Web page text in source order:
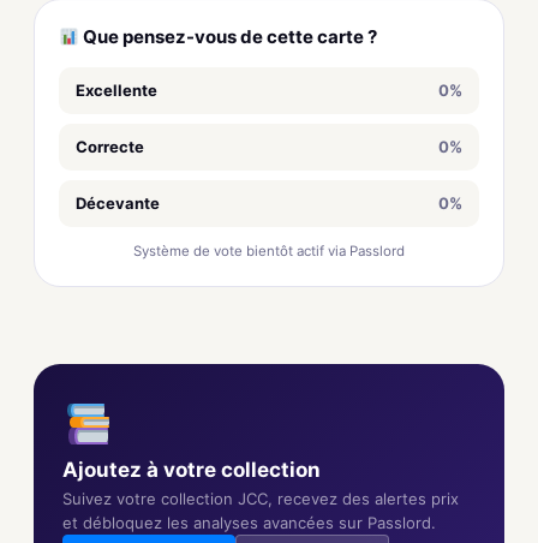
Que pensez-vous de cette carte ?
Excellente 0%
Correcte 0%
Décevante 0%
Système de vote bientôt actif via Passlord
Ajoutez à votre collection
Suivez votre collection JCC, recevez des alertes prix
et débloquez les analyses avancées sur Passlord.